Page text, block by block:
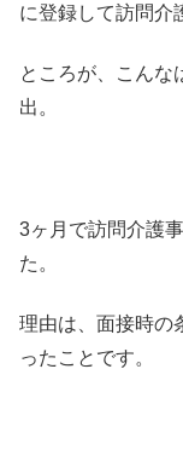
に登録して訪問介
ところが、こんな
出。
3ヶ月で訪問介護
た。
理由は、面接時の
ったことです。